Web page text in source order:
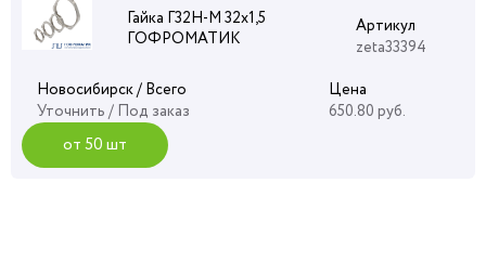
Гайка Г32Н-М 32х1,5
ГОФРОМАТИК
Артикул
zeta33394
Новосибирск / Всего
Уточнить / Под заказ
Цена
650.80 руб.
от 50 шт